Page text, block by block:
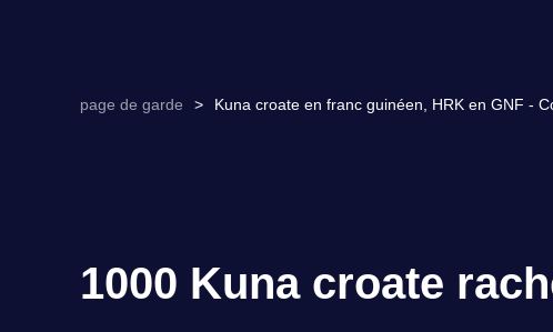
page de garde > Kuna croate en franc guinéen, HRK en GNF -
1000 Kuna croate